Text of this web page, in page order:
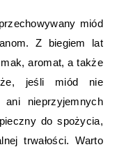
miód
Z biegiem lat
aromat, a także
jeśli miód nie
nieprzyjemnych
do spożycia,
trwałości. Warto